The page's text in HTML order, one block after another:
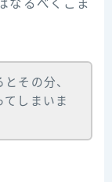
なるべくこま
その分、
てしまいま